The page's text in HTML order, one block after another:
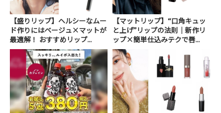
【盛りリップ】ヘルシーなムー
ド作りにはベージュ×マットが
最適解！ おすすめリップ...
【マットリップ】“口角キュッ
と上げ”リップの法則｜新作リ
ップ×簡単仕込みテクで唇...